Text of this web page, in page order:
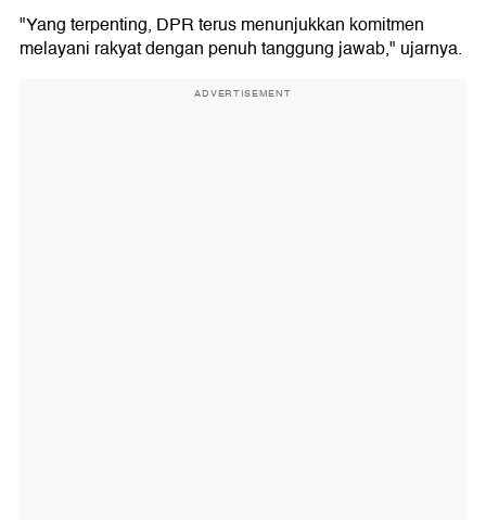
"Yang terpenting, DPR terus menunjukkan komitmen
melayani rakyat dengan penuh tanggung jawab," ujarnya.
ADVERTISEMENT